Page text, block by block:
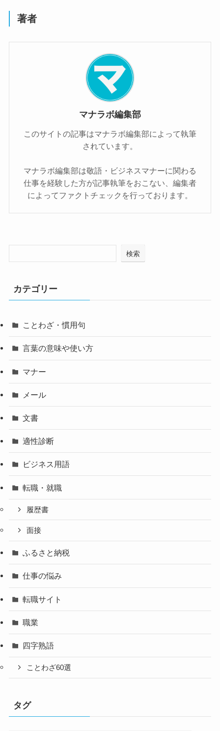
著者
マナラボ編集部
このサイトの記事はマナラボ編集部によって執筆
されています。
マナラボ編集部は敬語・ビジネスマナーに関わる
仕事を経験した方が記事執筆をおこない、編集者
によってファクトチェックを行っております。
検索
カテゴリー
ことわざ・慣用句
言葉の意味や使い方
マナー
メール
文書
適性診断
ビジネス用語
転職・就職
履歴書
面接
ふるさと納税
仕事の悩み
転職サイト
職業
四字熟語
ことわざ60選
タグ